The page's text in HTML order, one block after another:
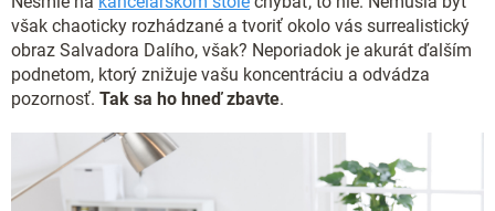
však chaoticky rozhádzané a tvoriť okolo vás surrealistický
obraz Salvadora Dalího, však? Neporiadok je akurát ďalším
podnetom, ktorý znižuje vašu koncentráciu a odvádza
pozornosť. Tak sa ho hneď zbavte.